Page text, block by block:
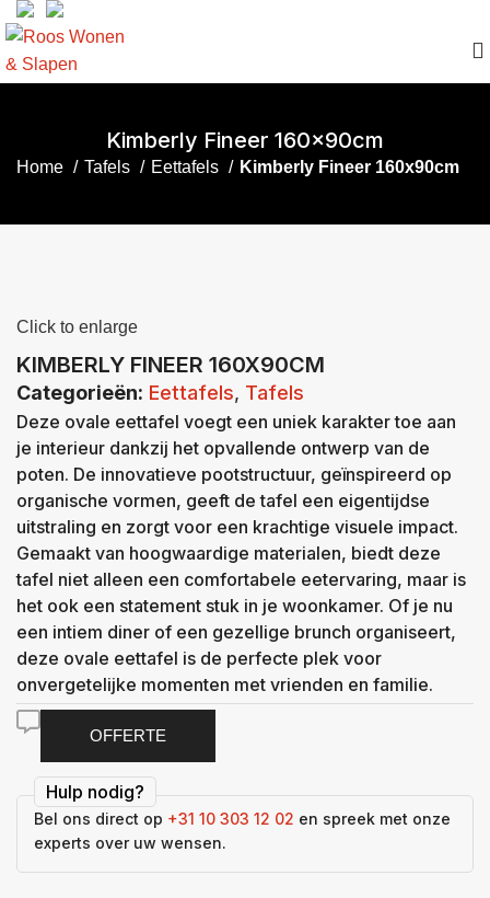
Kimberly Fineer 160x90cm
Home Tafels Eettafels Kimberly Fineer 160x90cm
Click to enlarge
KIMBERLY FINEER 160X90CM
Categorieën: Eettafels, Tafels
Deze ovale eettafel voegt een uniek karakter toe aan
je interieur dankzij het opvallende ontwerp van de
poten. De innovatieve pootstructuur, geïnspireerd op
organische vormen, geeft de tafel een eigentijdse
uitstraling en zorgt voor een krachtige visuele impact.
Gemaakt van hoogwaardige materialen, biedt deze
tafel niet alleen een comfortabele eetervaring, maar is
het ook een statement stuk in je woonkamer. Of je nu
een intiem diner of een gezellige brunch organiseert,
deze ovale eettafel is de perfecte plek voor
onvergetelijke momenten met vrienden en familie.
OFFERTE
Hulp nodig?
Bel ons direct op +31 10 303 12 02 en spreek met onze
experts over uw wensen.